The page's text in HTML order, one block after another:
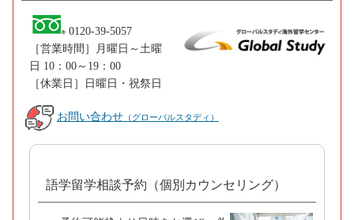
0120-39-5057
［営業時間］月曜日～土曜
日 10：00～19：00
［休業日］日曜日・祝祭日
お問い合わせ （グローバルスタディ）
語学留学相談予約（個別カウンセリング）